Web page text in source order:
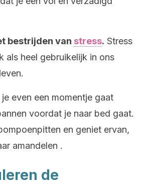
bestrijden van stress. Stress
als heel gebruikelijk in ons
even een momentje gaat
voordat je naar bed gaat.
en geniet ervan,
amandelen .
de